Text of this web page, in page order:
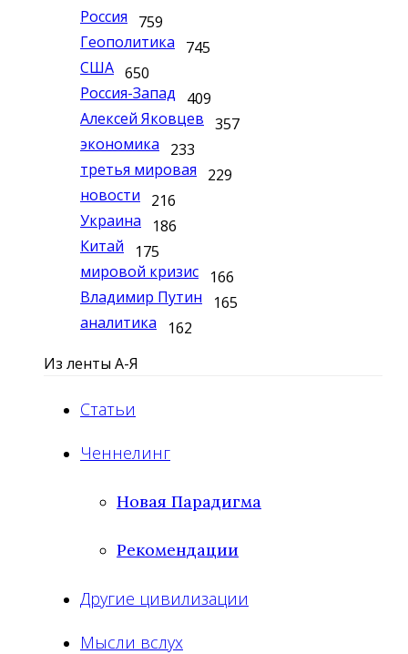
Россия
759
Геополитика
745
США 650
Россия-Запад
409
Алексей Яковцев 357
экономика
233
третья мировая
229
новости
216
Украина
186
Китай
175
мировой кризис
166
Владимир Путин
165
аналитика
162
Из ленты А-Я
Статьи
Ченнелинг
Новая Парадигма
Рекомендации
Другие цивилизации
Мысли вслух